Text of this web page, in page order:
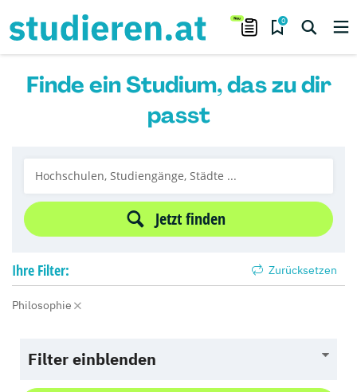
0
Finde ein Studium, das zu dir
passt
Jetzt finden
Ihre Filter: Zurücksetzen
Philosophie
Filter einblenden